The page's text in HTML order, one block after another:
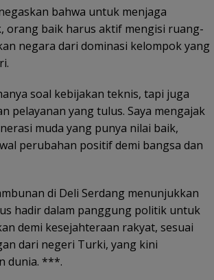
bahwa untuk menjaga
orang baik harus aktif mengisi ruang-
negara dari dominasi kelompok yang
soal kebijakan teknis, tapi juga
pelayanan yang tulus. Saya mengajak
muda yang punya nilai baik,
perubahan positif demi bangsa dan
di Deli Serdang menunjukkan
hadir dalam panggung politik untuk
demi kesejahteraan rakyat, sesuai
dari negeri Turki, yang kini
dunia. ***.